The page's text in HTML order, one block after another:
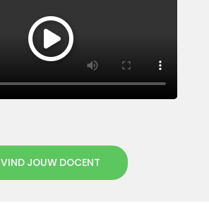
VIND JOUW DOCENT